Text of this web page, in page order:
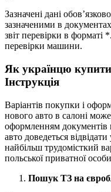
Зазначені дані
зазначеними в
звіт перевірки в
перевірки машини.
Як українцю
Інструкція
Варіантів покупки і
нового авто в салоні
оформленням документів
авто доведеться
найбільш трудомісткий
польської приватної
Пошук ТЗ на